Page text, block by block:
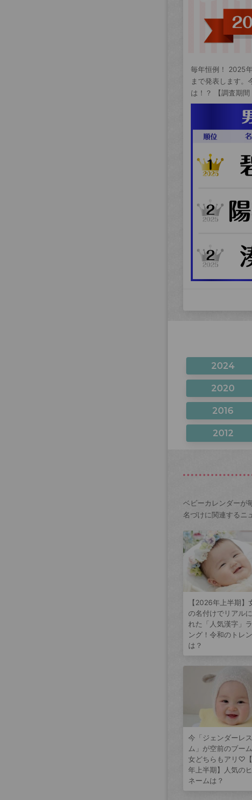
毎年恒例！ 2025
まで発表します
は！？ 【調査期
2024
2020
2016
2012
ベビーカレンダーが
名づけに関連するニ
【2026年上半期】
の名付けでリアル
れた「人気漢字」
ング！令和のトレ
は？
今「ジェンダーレ
ム」が空前のブー
女どちらもアリ♡
年上半期】人気の
ネームは？